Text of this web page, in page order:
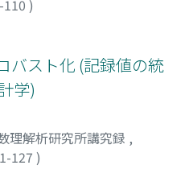
)
バスト化 (記録値の統
学)
理解析研究所講究録 ,
127 )